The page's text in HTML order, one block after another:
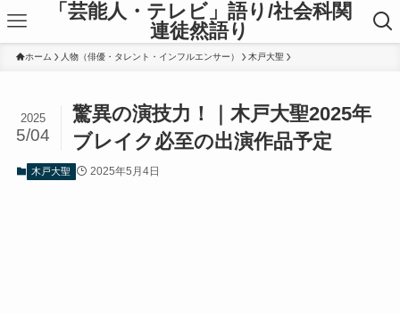
「芸能人・テレビ」語り/社会科関
連徒然語り
ホーム 人物（俳優・タレント・インフルエンサー） 木戸大聖
驚異の演技力！｜木戸大聖2025年
ブレイク必至の出演作品予定
2025
5/04
木戸大聖 2025年5月4日